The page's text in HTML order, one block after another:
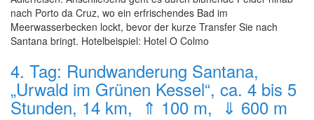
nach Porto da Cruz, wo ein erfrischendes Bad im
Meerwasserbecken lockt, bevor der kurze Transfer Sie nach
Santana bringt. Hotelbeispiel: Hotel O Colmo
4. Tag: Rundwanderung Santana,
„Urwald im Grünen Kessel“, ca. 4 bis 5
Stunden, 14 km, ⇑ 100 m, ⇓ 600 m